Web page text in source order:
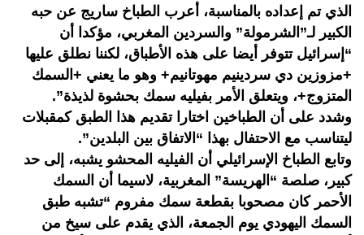
الذي تم إعداده بالمناسبة، أعرب الطباخ ساريج عن حبه
الكبير لـ”الشرمولة” والسردين المغربي، مؤكدا أن
“إسرائيل تتوفر أيضا على هذه الأطباق، لكننا نطلق عليها
+مزوزين دي سردينيم مهوتانيم+ وهو ما يعني +السمك
المتزوج+، ويتعلق الأمر بفيليه سمك بحشوة لذيذة”.
وشدد على أن الطباخين اختارا تقديم هذا الطبق كمقبلات
ليتناسب مع الاحتفال بهذا “الاتفاق بين البلدين”.
وتابع الطباخ الإسرائيلي أن الفيليه المحشو يشبه، إلى حد
كبير، صلصة “الهريسة” المغربية، لاسيما أن السمك
الأحمر كان مصحوبا بقطعة سمك مفروم “تشبه طبق
السمك اليهودي يوم الجمعة، الذي يقدم على سيخ من